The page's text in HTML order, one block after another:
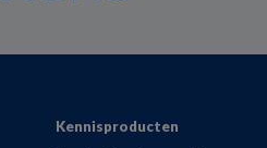
Kennisproducten